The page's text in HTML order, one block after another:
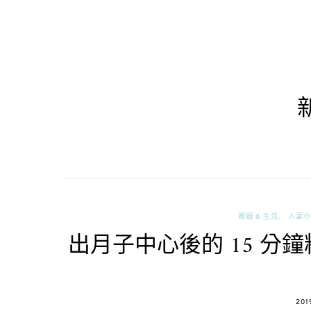
婚姻 & 生活 人妻
出月子中心後的 15 分